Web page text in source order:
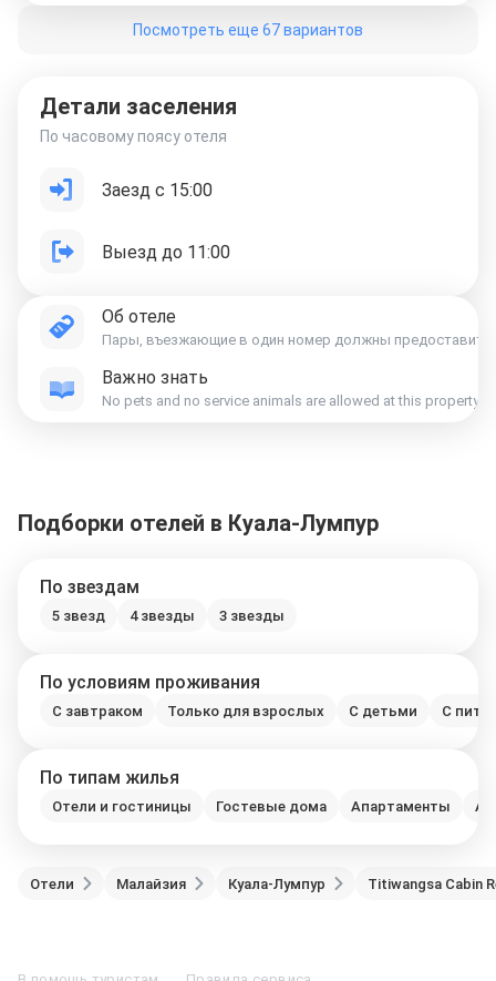
Посмотреть еще 67 вариантов
Детали заселения
По часовому поясу отеля
Заезд с 15:00
Выезд до 11:00
Об отеле
Пары, въезжающие в один номер должны предоставить
Важно знать
Подборки отелей в Куала-Лумпур
По звездам
5 звезд 4 звезды 3 звезды
По условиям проживания
С завтраком Только для взрослых С детьми С
По типам жилья
Отели и гостиницы Гостевые дома Апартаменты
Отели Малайзия Куала-Лумпур Titiwangsa Cabin
Отели в КазаниОтели в Нижнем Новгороде